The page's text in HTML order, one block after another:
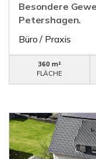
Besondere
Petershagen.
Büro / Praxis
360 m²
FLÄCHE